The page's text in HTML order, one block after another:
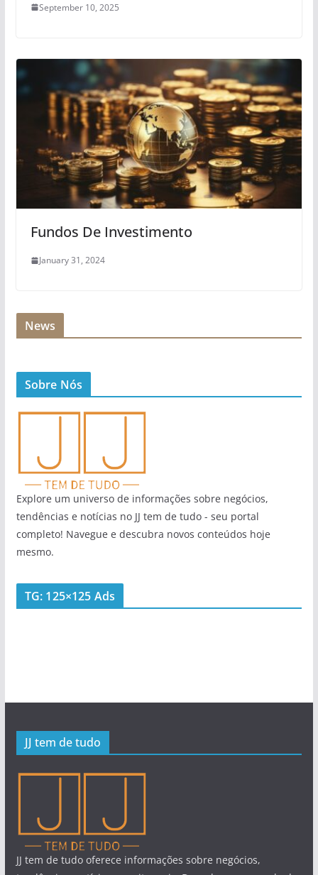
September 10, 2025
Fundos De Investimento
January 31, 2024
News
Sobre Nós
Explore um universo de informações sobre negócios,
tendências e notícias no JJ tem de tudo - seu portal
completo! Navegue e descubra novos conteúdos hoje
mesmo.
TG: 125×125 Ads
JJ tem de tudo
JJ tem de tudo oferece informações sobre negócios,